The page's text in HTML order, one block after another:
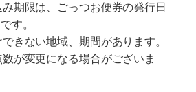
期限は、ごっつお便券の発行日
す。
きない地域、期間があります。
が変更になる場合がございま